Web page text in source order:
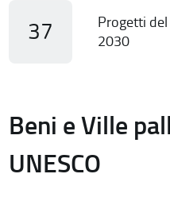
37
Progetti
2030
Beni e Ville
UNESCO